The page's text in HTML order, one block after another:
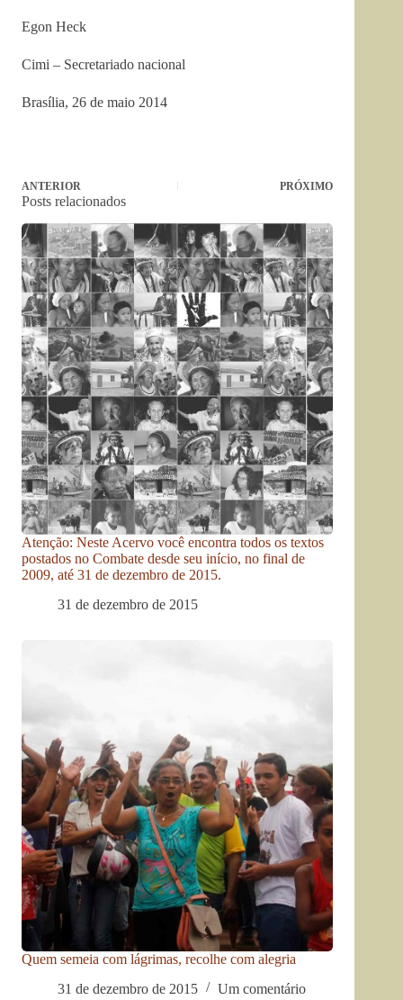
Egon Heck
Cimi – Secretariado nacional
Brasília, 26 de maio 2014
ANTERIOR PRÓXIMO
Posts relacionados
Atenção: Neste Acervo você encontra todos os textos
postados no Combate desde seu início, no final de
2009, até 31 de dezembro de 2015.
31 de dezembro de 2015
Quem semeia com lágrimas, recolhe com alegria
31 de dezembro de 2015
Um comentário